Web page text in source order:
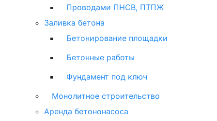
Проводами ПНСВ, ПТПЖ
Заливка бетона
Бетонирование площадки
Бетонные работы
Фундамент под ключ
Монолитное строительство
Аренда бетононасоса